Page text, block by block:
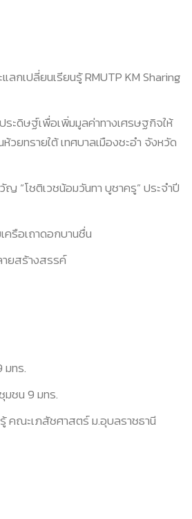
กเปลี่ยนเรียนรู้ RMUTP KM Sharing
ะดิษฐ์เพื่อเพิ่มมูลค่าทางเศรษฐกิจให้
ยทรายใต้ เทศบาลเมืองชะอำ จังหวัด
“โชติเวชน้อมวันทา บูชาครู” ประจำปี
รือเถาดอกบานชื่น
ยสร้างสรรค์
มทร.
มชน 9 มทร.
คณะเภสัชศาสตร์ ม.อุบลราชธานี